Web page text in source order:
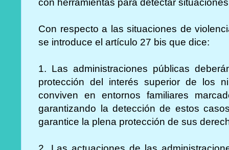
Con respecto a las situaciones de
se introduce el artículo 27 bis que dice:
1. Las administraciones públicas
protección del interés superior de los
conviven en entornos familiares
garantizando la detección de estos
garantice la plena protección de sus